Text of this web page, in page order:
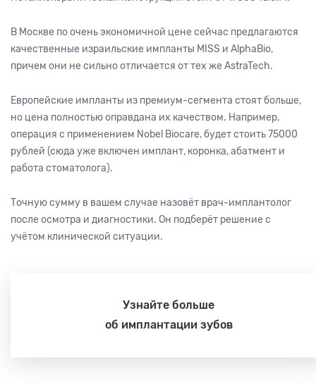
В Москве по очень экономичной цене сейчас предлагаются
качественные израильские импланты MISS и AlphaBio,
причем они не сильно отличается от тех же AstraTech.
Европейские импланты из премиум-сегмента стоят больше,
но цена полностью оправдана их качеством. Например,
операция с применением Nobel Biocare, будет стоить 75000
рублей (сюда уже включен имплант, коронка, абатмент и
работа стоматолога).
Точную сумму в вашем случае назовёт врач-имплантолог
после осмотра и диагностики. Он подберёт решение с
учётом клинической ситуации.
Узнайте больше
об имплантации зубов